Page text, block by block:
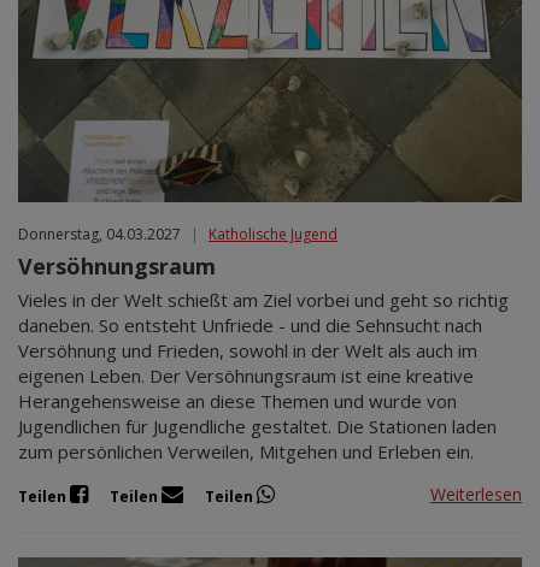
Donnerstag, 04.03.2027 | Katholische Jugend
Versöhnungsraum
Vieles in der Welt schießt am Ziel vorbei und geht so richtig
daneben. So entsteht Unfriede - und die Sehnsucht nach
Versöhnung und Frieden, sowohl in der Welt als auch im
eigenen Leben. Der Versöhnungsraum ist eine kreative
Herangehensweise an diese Themen und wurde von
Jugendlichen für Jugendliche gestaltet. Die Stationen laden
zum persönlichen Verweilen, Mitgehen und Erleben ein.
Teilen Teilen Teilen Weiterlesen